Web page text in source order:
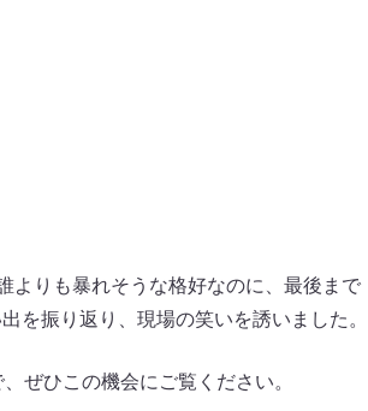
よりも暴れそうな格好なのに、最後まで
を振り返り、現場の笑いを誘いました。
ぜひこの機会にご覧ください。